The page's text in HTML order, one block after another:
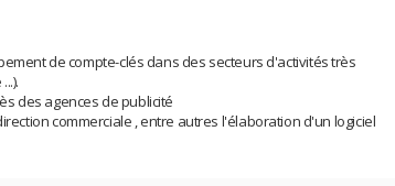
de compte-clés dans des secteurs d'activités très
des agences de publicité
commerciale , entre autres l'élaboration d'un logiciel